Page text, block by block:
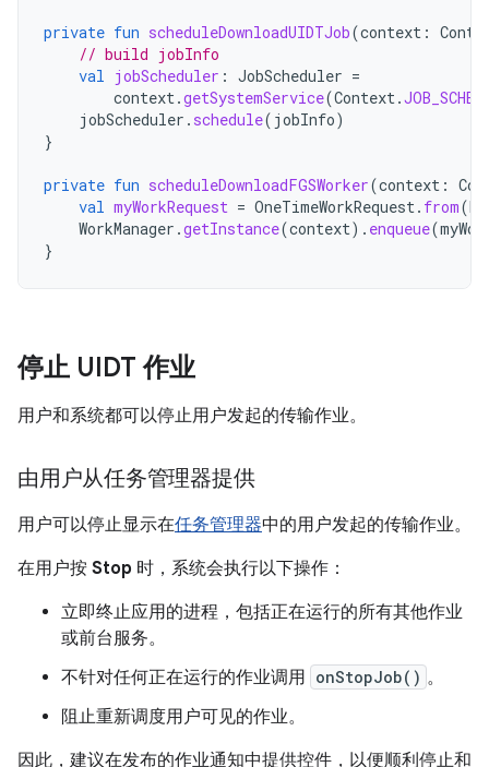
private fun scheduleDownloadUIDTJob(context :
// build jobInfo
val jobScheduler : JobScheduler =
context.getSystemService(Context.
jobScheduler . schedule( jobInfo)
}
private fun scheduleDownloadFGSWorker(context :
val myWorkRequest = OneTimeWorkRequest. from(
WorkManager .getInstance(context). enqueue(
}
停止 UIDT 作业
用户和系统都可以停止用户发起的传输作业。
由用户从任务管理器提供
用户可以停止显示在任务管理器中的用户发起的传输作业。
在用户按 Stop 时，系统会执行以下操作：
立即终止应用的进程，包括正在运行的所有其他作业
或前台服务。
不针对任何正在运行的作业调用 onStopJob() 。
阻止重新调度用户可见的作业。
因此，建议在发布的作业通知中提供控件，以便顺利停止和